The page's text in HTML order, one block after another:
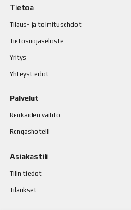
Tietoa
Tilaus- ja toimitusehdot
Tietosuojaseloste
Yritys
Yhteystiedot
Palvelut
Renkaiden vaihto
Rengashotelli
Asiakastili
Tilin tiedot
Tilaukset